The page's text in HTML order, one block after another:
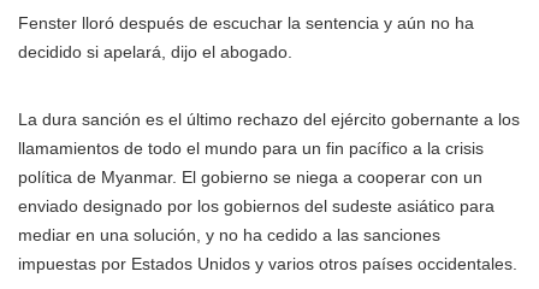
Fenster lloró después de escuchar la sentencia y aún no ha
decidido si apelará, dijo el abogado.
La dura sanción es el último rechazo del ejército gobernante a los
llamamientos de todo el mundo para un fin pacífico a la crisis
política de Myanmar. El gobierno se niega a cooperar con un
enviado designado por los gobiernos del sudeste asiático para
mediar en una solución, y no ha cedido a las sanciones
impuestas por Estados Unidos y varios otros países occidentales.